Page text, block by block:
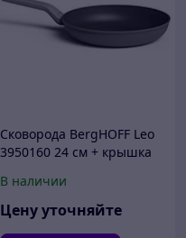
Сковорода BergHOFF Leo
3950160 24 см + крышка
В наличии
Цену уточняйте